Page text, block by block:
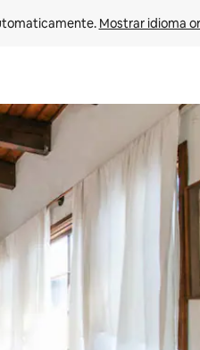
Mostrar idioma
do teclado ou tocando e